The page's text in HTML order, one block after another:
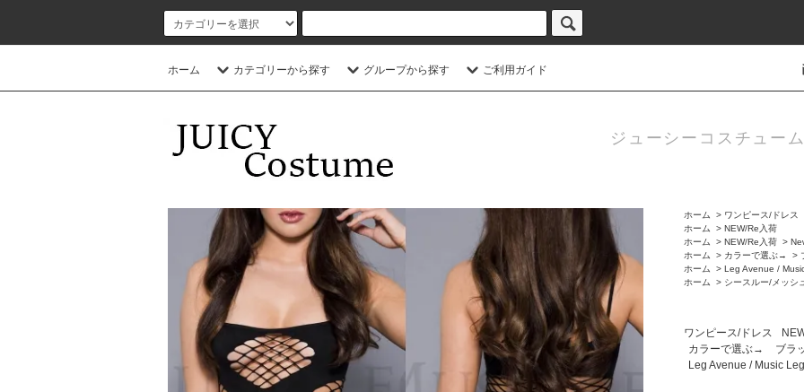
ホーム カテゴリーから探す グループから探す ご利用ガイド
ジューシーコスチュー
ホーム > ワンピース/ドレス
ホーム
> NEW/Re入荷
ホーム
> NEW/Re入荷 >
ホーム
> カラーで選ぶ→ >
ホーム
> Leg Avenue /
ホーム
> シースルー/メッシュ
ワンピース/ドレス
カラーで選ぶ→
ブラ
Leg Avenue / Music